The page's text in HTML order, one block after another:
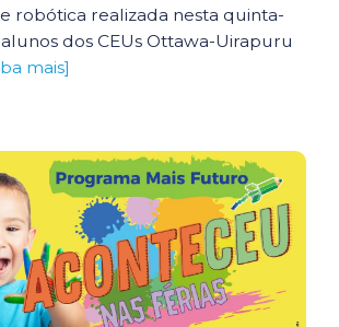
robótica realizada nesta quinta-
dos CEUs Ottawa-Uirapuru
mais]